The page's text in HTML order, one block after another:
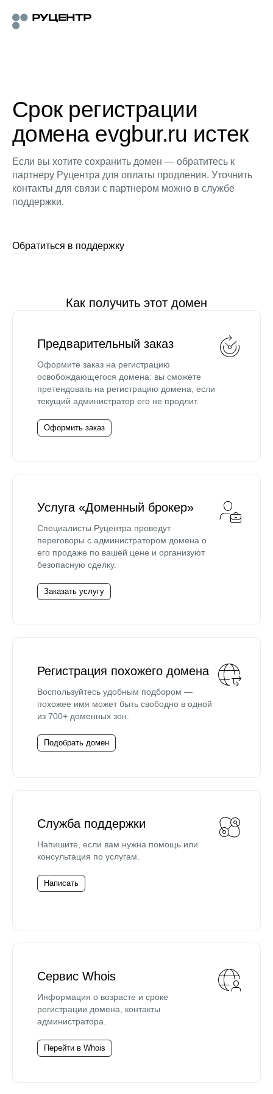
Срок регистрации
домена evgbur.ru истек
Если вы хотите сохранить домен — обратитесь к
партнеру Руцентра для оплаты продления. Уточнить
контакты для связи с партнером можно в службе
поддержки.
Обратиться в поддержку
Как получить этот домен
Предварительный заказ
Оформите заказ на регистрацию
освобождающегося домена: вы сможете
претендовать на регистрацию домена, если
текущий администратор его не продлит.
Оформить заказ
Услуга «Доменный брокер»
Специалисты Руцентра проведут
переговоры с администратором домена о
его продаже по вашей цене и организуют
безопасную сделку.
Заказать услугу
Регистрация похожего домена
Воспользуйтесь удобным подбором —
похожее имя может быть свободно в одной
из 700+ доменных зон.
Подобрать домен
Служба поддержки
Напишите, если вам нужна помощь или
консультация по услугам.
Написать
Сервис Whois
Информация о возрасте и сроке
регистрации домена, контакты
администратора.
Перейти в Whois